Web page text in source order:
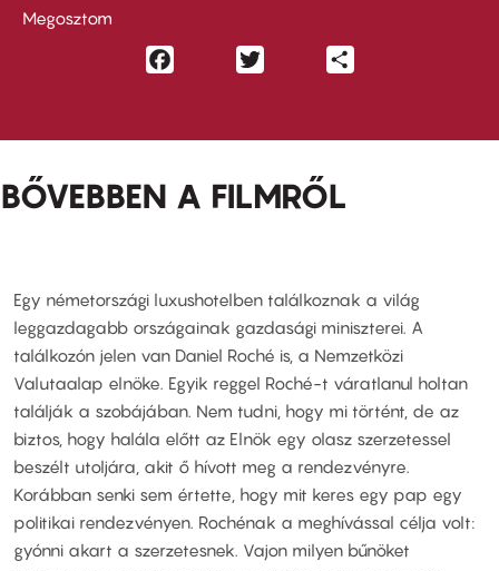
Megosztom
Facebook
BŐVEBBEN A FILMRŐL
Egy németországi luxushotelben találkoznak a világ
leggazdagabb országainak gazdasági miniszterei. A
találkozón jelen van Daniel Roché is, a Nemzetközi
Valutaalap elnöke. Egyik reggel Roché-t váratlanul holtan
találják a szobájában. Nem tudni, hogy mi történt, de az
biztos, hogy halála előtt az Elnök egy olasz szerzetessel
beszélt utoljára, akit ő hívott meg a rendezvényre.
Korábban senki sem értette, hogy mit keres egy pap egy
politikai rendezvényen. Rochénak a meghívással célja volt:
gyónni akart a szerzetesnek. Vajon milyen bűnöket